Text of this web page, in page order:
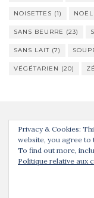
NOISETTES (1) NOËL
SANS BEURRE (23)
SANS LAIT (7)
VÉGÉTARIEN (20)
Privacy & Cookies:
website, you agree to
To find out more,
Politique relative aux